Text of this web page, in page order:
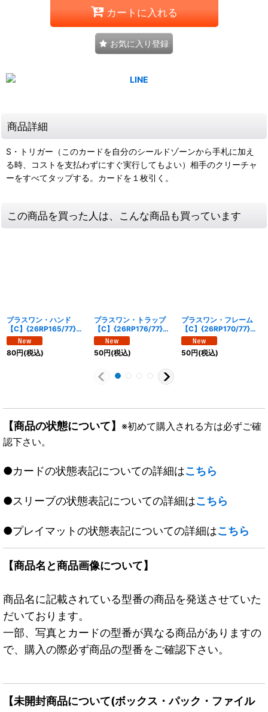
カートに入れる
お気に入り登録
商品詳細
S・トリガー（このカードを自分のシールドゾーンから手札に加え
る時、コストを支払わずにすぐ実行してもよい）相手のクリーチャ
ーをすべてタップする。カードを１枚引く。
この商品を買った人は、こんな商品も買っています
プラスワン・ハンド
【C】{26RP165/77}
《闇》
80円(税込)
プラスワン・トラップ
【C】{26RP176/77}
《自然》
50円(税込)
プラスワン・フレーム
【C】{26RP170/77}
《火》
50円(税込)
【商品の状態について】 ※初めて購入される方は必ずご確
認下さい。
●カードの状態表記についての詳細はこちら
●スリーブの状態表記についての詳細はこちら
●プレイマットの状態表記についての詳細はこちら
【商品名と商品画像について】
商品名に記載されている型番の商品を発送させていた
だいております。
一部、写真とカードの型番が異なる商品がありますの
で、購入の際必ず商品の型番をご確認下さい。
【未開封商品について(ボックス・パック・ファイル